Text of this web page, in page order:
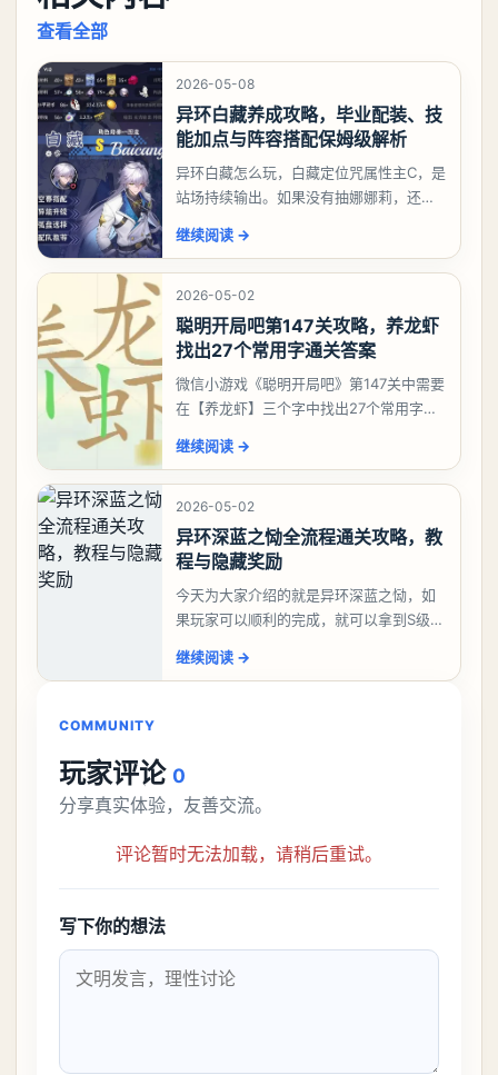
查看全部
2026-05-08
异环白藏养成攻略，毕业配装、技
能加点与阵容搭配保姆级解析
异环白藏怎么玩，白藏定位咒属性主C，是
站场持续输出。如果没有抽娜娜莉，还没
有娜娜莉缺另外一个二队C想打深渊也可以
考虑养个白藏
继续阅读 →
2026-05-02
聪明开局吧第147关攻略，养龙虾
找出27个常用字通关答案
微信小游戏《聪明开局吧》第147关中需要
在【养龙虾】三个字中找出27个常用字，
大、夫、夰、巾、中、虫、下、虾、卜、
囗、吓、卟、
继续阅读 →
2026-05-02
异环深蓝之恸全流程通关攻略，教
程与隐藏奖励
今天为大家介绍的就是异环深蓝之恸，如
果玩家可以顺利的完成，就可以拿到S级弧
比较高的，对于那些新手玩家并不建议直
继续阅读 →
COMMUNITY
玩家评论 0
分享真实体验，友善交流。
评论暂时无法加载，请稍后重试。
写下你的想法